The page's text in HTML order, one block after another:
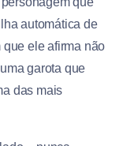
automática de
que ele afirma não
garota que
das mais